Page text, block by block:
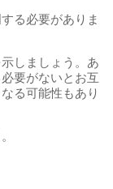
る必要がありま
しましょう。あ
要がないとお互
る可能性もあり